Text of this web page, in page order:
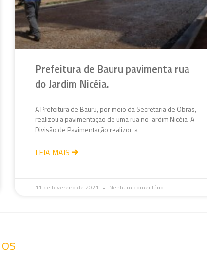
Prefeitura de Bauru pavimenta rua
do Jardim Nicéia.
A Prefeitura de Bauru, por meio da Secretaria de Obras,
realizou a pavimentação de uma rua no Jardim Nicéia. A
Divisão de Pavimentação realizou a
LEIA MAIS
11 de fevereiro de 2021 Nenhum comentário